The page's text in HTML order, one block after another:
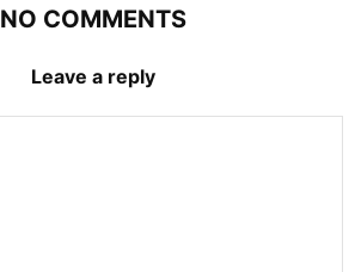
NO COMMENTS
Leave a reply